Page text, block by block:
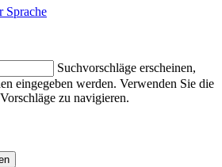
Sprache
Suchvorschläge erscheinen,
eingegeben werden. Verwenden Sie die
zu navigieren.